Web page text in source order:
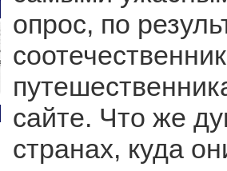
опрос, по
сайте. Что же
странах, куда